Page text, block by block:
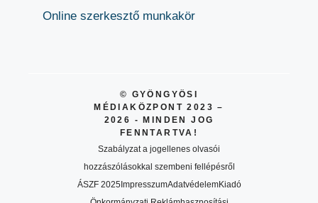
Online szerkesztő munkakör
© GYÖNGYÖSI
MÉDIAKÖZPONT 2023 –
2026 - MINDEN JOG
FENNTARTVA!
Szabályzat a jogellenes olvasói
hozzászólásokkal szembeni fellépésről
ÁSZF 2025ImpresszumAdatvédelemKiadó